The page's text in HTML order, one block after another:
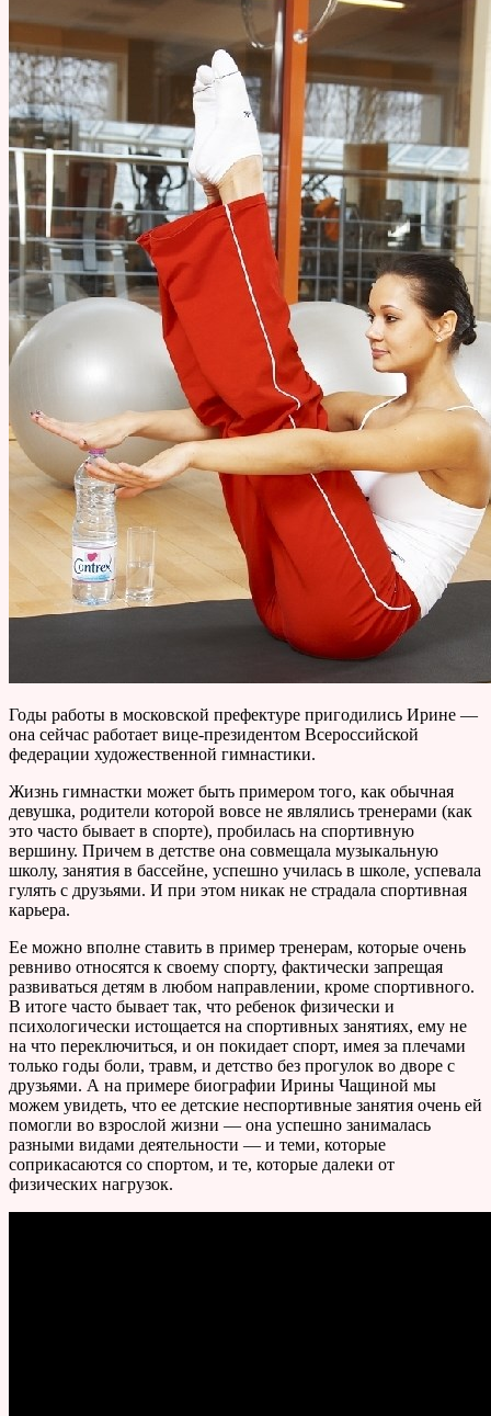
Годы работы в московской префектуре пригодились Ирине —
она сейчас работает вице-президентом Всероссийской
федерации художественной гимнастики.
Жизнь гимнастки может быть примером того, как обычная
девушка, родители которой вовсе не являлись тренерами (как
это часто бывает в спорте), пробилась на спортивную
вершину. Причем в детстве она совмещала музыкальную
школу, занятия в бассейне, успешно училась в школе, успевала
гулять с друзьями. И при этом никак не страдала спортивная
карьера.
Ее можно вполне ставить в пример тренерам, которые очень
ревниво относятся к своему спорту, фактически запрещая
развиваться детям в любом направлении, кроме спортивного.
В итоге часто бывает так, что ребенок физически и
психологически истощается на спортивных занятиях, ему не
на что переключиться, и он покидает спорт, имея за плечами
только годы боли, травм, и детство без прогулок во дворе с
друзьями. А на примере биографии Ирины Чащиной мы
можем увидеть, что ее детские неспортивные занятия очень ей
помогли во взрослой жизни — она успешно занималась
разными видами деятельности — и теми, которые
соприкасаются со спортом, и те, которые далеки от
физических нагрузок.